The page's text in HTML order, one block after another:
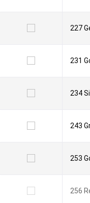
227
231
234
243
253
256